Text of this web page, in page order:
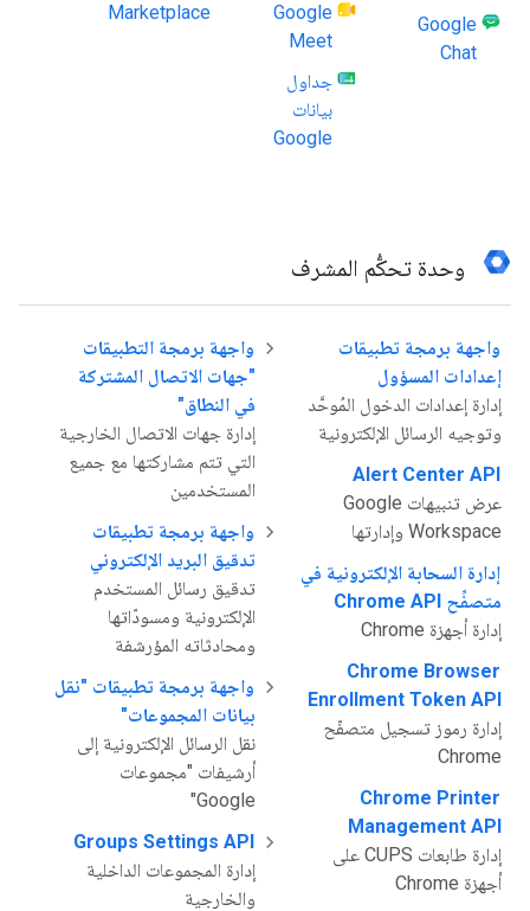
Google
Chat
Google
Meet
جداول
بيانات
Google
Marketplace
وحدة تحكُّم المشرف
واجهة برمجة تطبيقات
إعدادات المسؤول
إدارة إعدادات الدخول المُوحَّد
وتوجيه الرسائل الإلكترونية
Alert Center API
عرض تنبيهات Google
Workspace وإدارتها
إدارة السحابة الإلكترونية في
متصفِّح Chrome API
إدارة أجهزة Chrome
Chrome Browser
Enrollment Token API
إدارة رموز تسجيل متصفّح
Chrome
Chrome Printer
Management API
إدارة طابعات CUPS على
أجهزة Chrome
واجهة برمجة التطبيقات
"جهات الاتصال المشتركة
في النطاق"
إدارة جهات الاتصال الخارجية
التي تتم مشاركتها مع جميع
المستخدمين
واجهة برمجة تطبيقات
تدقيق البريد الإلكتروني
تدقيق رسائل المستخدم
الإلكترونية ومسودّاتها
ومحادثاته المؤرشفة
واجهة برمجة تطبيقات "نقل
بيانات المجموعات"
نقل الرسائل الإلكترونية إلى
أرشيفات "مجموعات
Google"
Groups Settings API
إدارة المجموعات الداخلية
والخارجية